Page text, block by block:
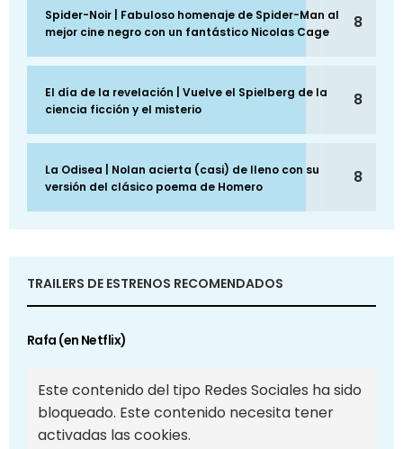
Spider-Noir | Fabuloso homenaje de Spider-Man al
mejor cine negro con un fantástico Nicolas Cage
8
El día de la revelación | Vuelve el Spielberg de la
ciencia ficción y el misterio
8
La Odisea | Nolan acierta (casi) de lleno con su
versión del clásico poema de Homero
8
TRAILERS DE ESTRENOS RECOMENDADOS
Rafa (en Netflix)
Este contenido del tipo Redes Sociales ha sido
bloqueado. Este contenido necesita tener
activadas las cookies.